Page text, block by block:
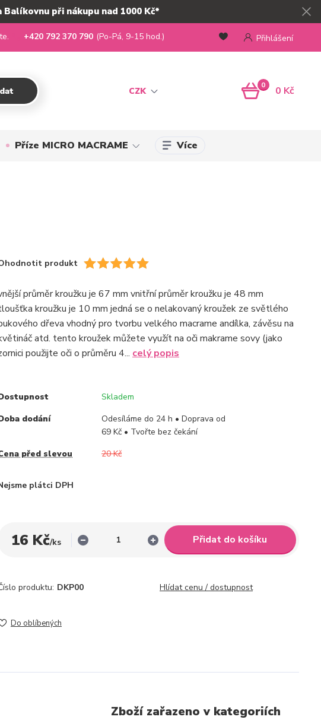
při nákupu nad 1000 Kč*
CZK
Přihlášení
+420 792 370 790 (Po-Pá, 9-15 hod.)
0 0 Kč
Příze MICRO MACRAME Více
produkt
průměr kroužku je 67 mm vnitřní průměr kroužku je 48 mm
kroužku je 10 mm jedná se o nelakovaný kroužek ze světlého
dřeva vhodný pro tvorbu velkého macrame andílka, závěsu na
atd. tento kroužek můžete využít na oči makrame sovy (jako
použijte oči o průměru 4... celý popis
Skladem
dodání
Odesíláme do 24 h • Doprava od
69 Kč • Tvořte bez čekání
před slevou
20 Kč
plátci DPH
16 Kč/ks Přidat do košíku
produktu: DKP00 Hlídat cenu / dostupnost
Do oblíbených
Zboží zařazeno v kategoriích